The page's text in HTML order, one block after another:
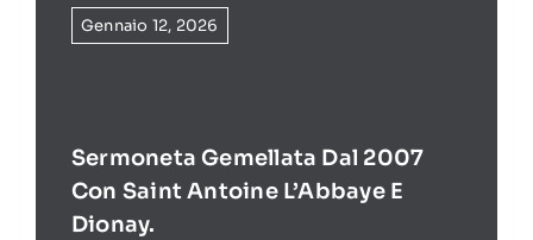
Gennaio 12, 2026
Sermoneta Gemellata Dal 2007
Con Saint Antoine L’Abbaye E
Dionay.